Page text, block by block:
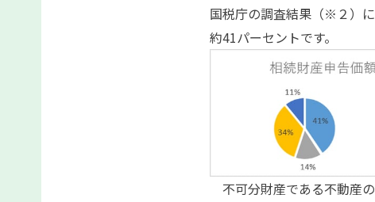
国税庁の調査結果（※２）
約41パーセントです。
不可分財産である不動産